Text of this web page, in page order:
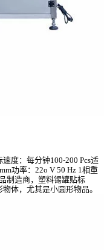
度：每分钟100-200 Pcs适
功率：22o V 50 Hz 1相重
制造商，塑料锡罐贴标
体，尤其是小圆形物品。